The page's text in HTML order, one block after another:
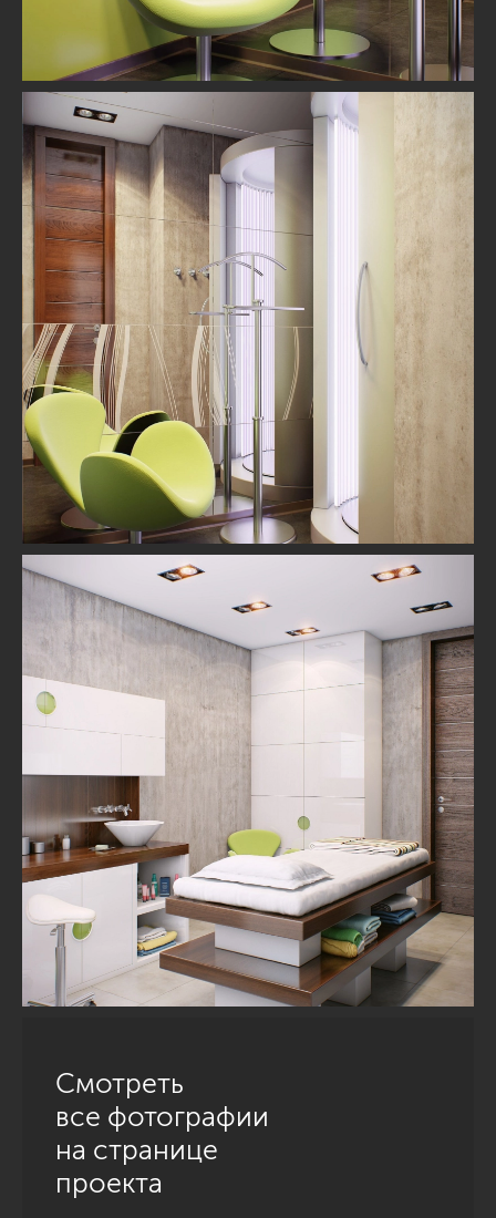
Смотреть
все фотографии
на странице
проекта